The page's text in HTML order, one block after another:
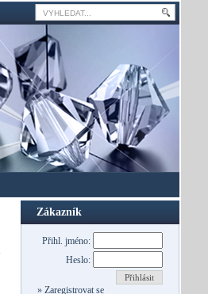
Zákazník
Přihl. jméno:
Heslo:
Přihlásit
»Zaregistrovat se